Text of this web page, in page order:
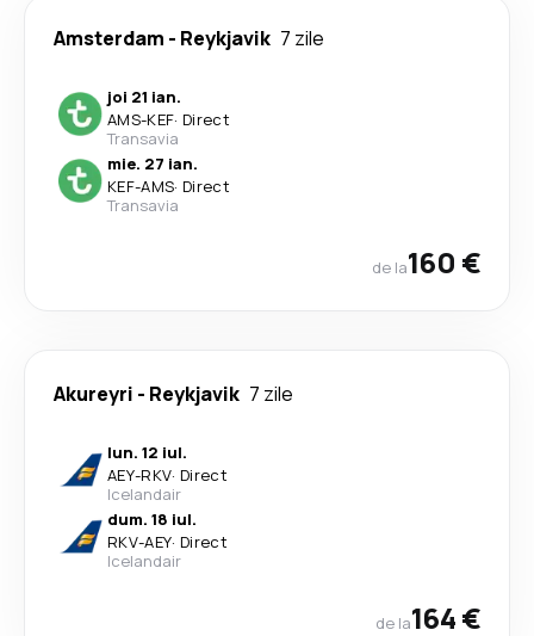
Amsterdam - Reykjavik 7 zile
joi 21 ian.
AMS-KEF· Direct
Transavia
mie. 27 ian.
KEF-AMS· Direct
Transavia
de la160 €
Akureyri - Reykjavik 7 zile
lun. 12 iul.
AEY-RKV· Direct
Icelandair
dum. 18 iul.
RKV-AEY· Direct
Icelandair
de la164 €